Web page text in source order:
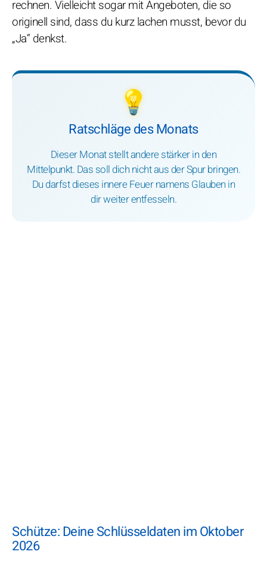
rechnen. Vielleicht sogar mit Angeboten, die so
originell sind, dass du kurz lachen musst, bevor du
„Ja“ denkst.
💡
Ratschläge des Monats
Dieser Monat stellt andere stärker in den
Mittelpunkt. Das soll dich nicht aus der Spur bringen.
Du darfst dieses innere Feuer namens Glauben in
dir weiter entfesseln.
Schütze: Deine Schlüsseldaten im Oktober
2026